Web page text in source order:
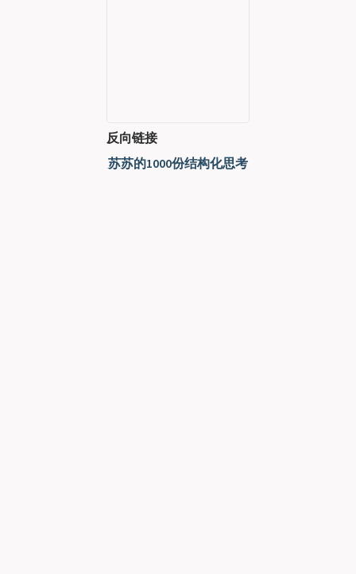
反向链接
苏苏的1000份结构化思考